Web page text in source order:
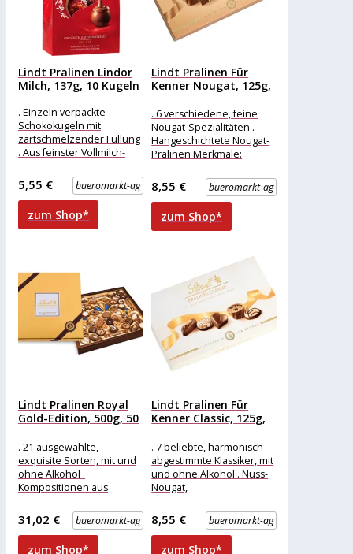
Lindt Pralinen Lindor
Milch, 137g, 10 Kugeln
. Einzeln verpackte
Schokokugeln mit
zartschmelzender Füllung
. Aus feinster Vollmilch-
Verpackung: einzeln
verpackt Eigenschaft: ohne
Alkohol weitere
Produktinformationen:
bueromarkt-ag
5,55 €
zum Shop*
Lindt Pralinen Für
Kenner Nougat, 125g,
. 6 verschiedene, feine
Nougat-Spezialitäten .
Hangeschichtete Nougat-
Pralinen Merkmale:
Ausführung: Geschenk
weitere
Produktinformationen:
Inhalt: 125g, Sorten: Nuss-
Becherli
bueromarkt-ag
8,55 €
zum Shop*
Lindt Pralinen Royal
Gold-Edition, 500g, 50
. 21 ausgewählte,
exquisite Sorten, mit und
ohne Alkohol .
Kompositionen aus
feiner Vollmilchschokolade
. Mit erlesen
bueromarkt-ag
31,02 €
zum Shop*
Lindt Pralinen Für
Kenner Classic, 125g,
. 7 beliebte, harmonisch
abgestimmte Klassiker, mit
und ohne Alkohol . Nuss-
Nougat,
Marzipan-Kreationen
Merkmale: Ausführung:
Geschenk weitere
bueromarkt-ag
8,55 €
zum Shop*